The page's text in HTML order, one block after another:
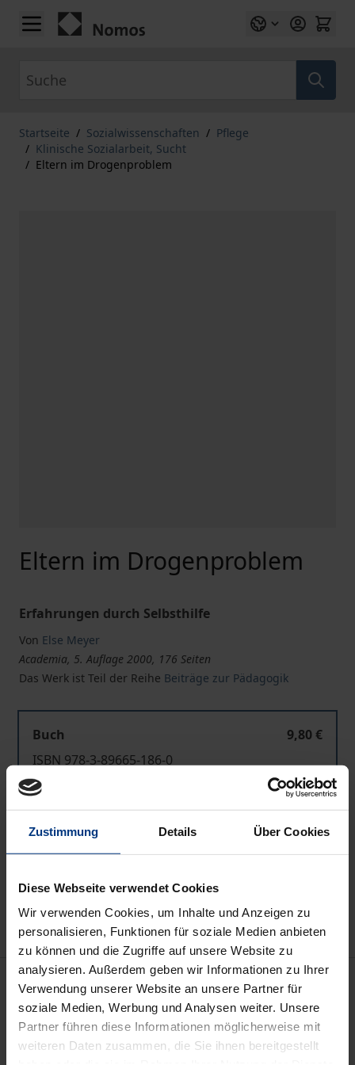
Zustimmung Details Über Cookies
Diese Webseite verwendet Cookies
Wir verwenden Cookies, um Inhalte und Anzeigen zu
personalisieren, Funktionen für soziale Medien anbieten
zu können und die Zugriffe auf unsere Website zu
analysieren. Außerdem geben wir Informationen zu Ihrer
Verwendung unserer Website an unsere Partner für
soziale Medien, Werbung und Analysen weiter. Unsere
Partner führen diese Informationen möglicherweise mit
weiteren Daten zusammen, die Sie ihnen bereitgestellt
Zum Inhalt springen
Startseite / Sozialwissenschaften / Pflege
/ Klinische Sozialarbeit, Sucht
/ Eltern im Drogenproblem
Eltern im Drogenproblem
Erfahrungen durch Selbsthilfe
Von Else Meyer
Academia, 5. Auflage 2000, 176 Seiten
Das Werk ist Teil der Reihe Beiträge zur Pädagogik
Buch
9,80 €
ISBN 978-3-89665-186-0
Nicht lieferbar
In den Warenkorb
Hinweise zu Versandkosten
Beschreibung
Vom Drogenproblem betroffene Eltern schließen
sich seit 1969 in Schicksalsgemeinschaften, den